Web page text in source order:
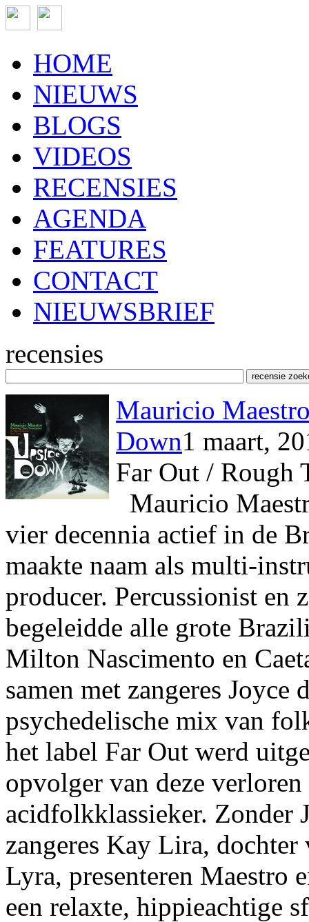
HOME
NIEUWS
BLOGS
VIDEOS
RECENSIES
AGENDA
FEATURES
CONTACT
NIEUWSBRIEF
recensies
Mauricio
Down1 maart,
Far Out / Rough
Mauricio
vier decennia actief in de
maakte naam als multi-
producer. Percussionist en
begeleidde alle grote
Milton Nascimento en
samen met zangeres Joyce
psychedelische mix van
het label Far Out werd
opvolger van deze verloren
acidfolkklassieker. Zonder
zangeres Kay Lira,
Lyra, presenteren Maestro
een relaxte, hippieachtige